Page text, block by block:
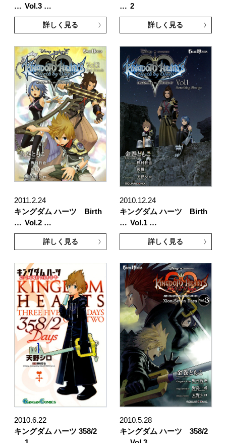
… Vol.3 …
詳しく見る
… 2
詳しく見る
2011.2.24
キングダム ハーツ Birth
… Vol.2 …
詳しく見る
2010.12.24
キングダム ハーツ Birth
… Vol.1 …
詳しく見る
2010.6.22
キングダム ハーツ 358/2
2010.5.28
キングダム ハーツ 358/2